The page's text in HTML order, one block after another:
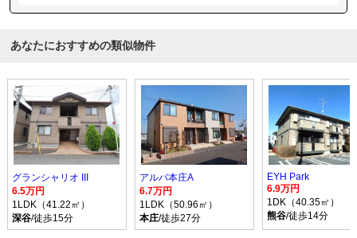
あなたにおすすめの類似物件
グランシャリオ III
6.5万円
1LDK（41.22㎡）
深谷/徒歩15分
アルバ本庄A
6.7万円
1LDK（50.96㎡）
本庄/徒歩27分
EYH Park
6.9万円
1DK（40.35㎡）
熊谷/徒歩14分